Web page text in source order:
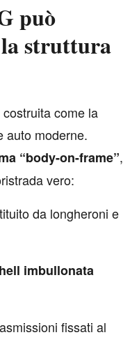
può
la struttura
come la
auto moderne.
“body-on-frame”,
vero:
da longheroni e
imbullonata
fissati al